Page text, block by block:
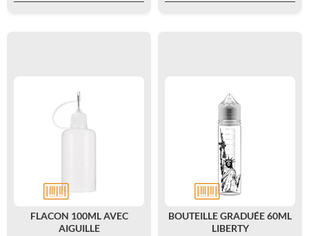
FLACON 100ML AVEC
AIGUILLE
BOUTEILLE GRADUÉE 60ML
LIBERTY